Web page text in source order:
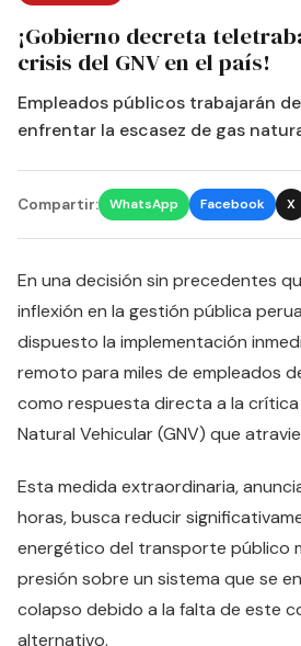
¡Gobierno decreta
crisis del GNV en el país!
Empleados públicos trabajarán
enfrentar la escasez de gas
Compartir: WhatsApp Facebook X
En una decisión sin precedentes
inflexión en la gestión pública
dispuesto la implementación
remoto para miles de empleados
como respuesta directa a la crítica
Natural Vehicular (GNV) que
Esta medida extraordinaria,
horas, busca reducir
energético del transporte público
presión sobre un sistema que se
colapso debido a la falta de este
alternativo.